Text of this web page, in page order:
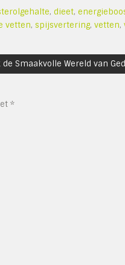
, dieet,
vetten, spijsvertering, vetten,
de Smaakvolle Wereld van
*